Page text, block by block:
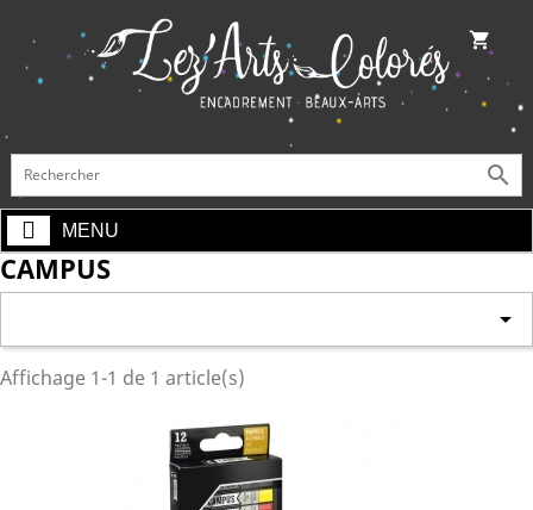
shopping_cart

MENU
CAMPUS

Affichage 1-1 de 1 article(s)